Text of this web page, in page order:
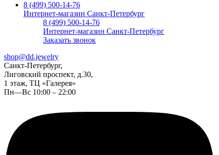
8 (499) 500-14-76
Интернет-магазин Санкт-Петербург
8 (499) 500-14-76
Интернет-магазин Санкт-Петербург
Заказать звонок
shop@dd.jewelry
Санкт-Петербург,
Лиговский проспект, д.30,
1 этаж, ТЦ «Галерея»
Пн—Вс 10:00 – 22:00